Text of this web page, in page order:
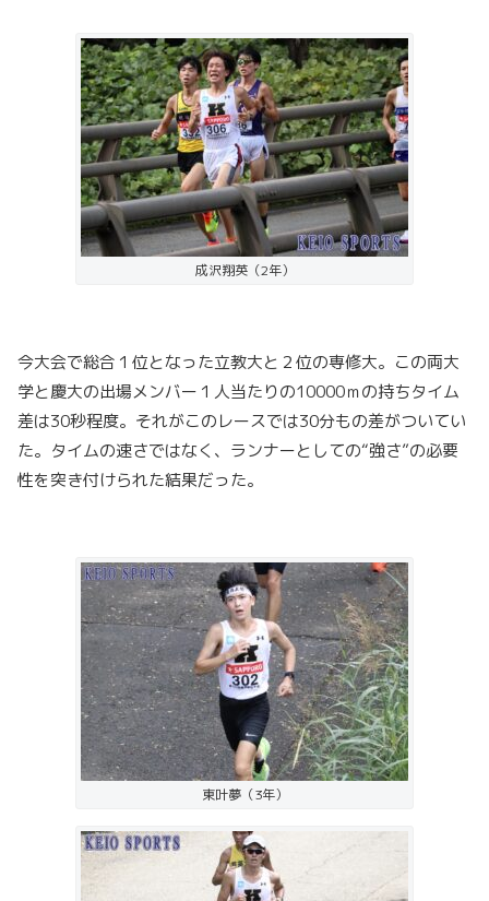
成沢翔英（2年）
今大会で総合１位となった立教大と２位の専修大。この両大
学と慶大の出場メンバー１人当たりの10000ｍの持ちタイム
差は30秒程度。それがこのレースでは30分もの差がついてい
た。タイムの速さではなく、ランナーとしての“強さ”の必要
性を突き付けられた結果だった。
東叶夢（3年）